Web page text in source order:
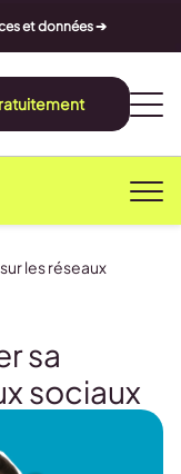
et données ➔
sa
sociaux
les réseaux